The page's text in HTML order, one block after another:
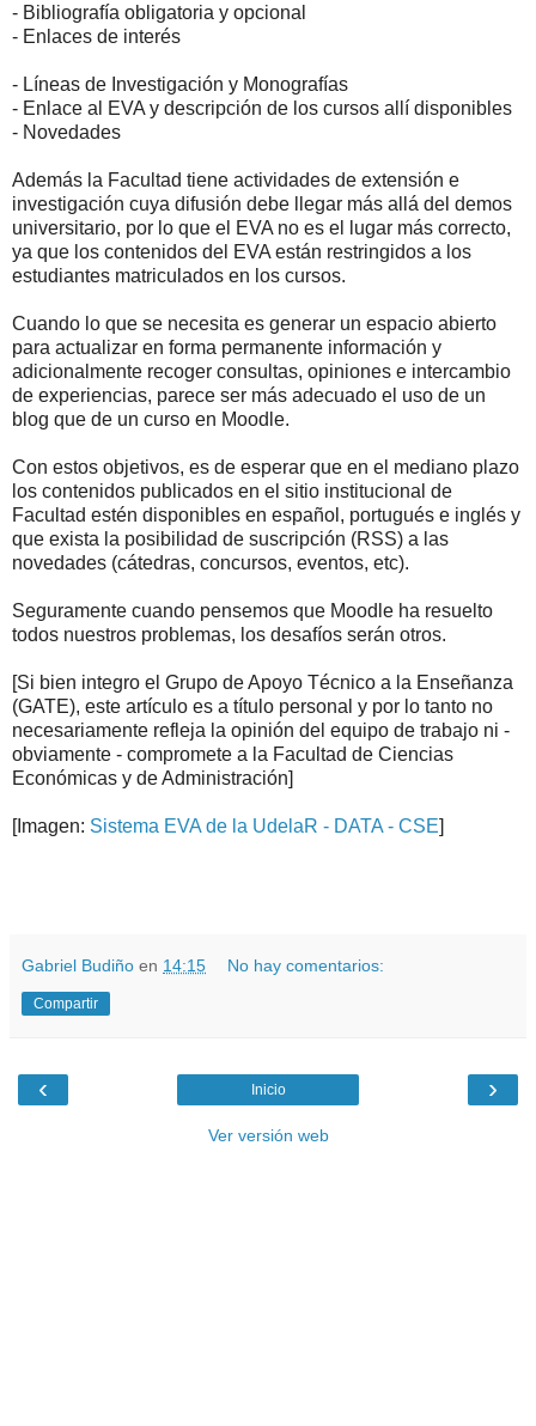
- Bibliografía obligatoria y opcional
- Enlaces de interés
- Líneas de Investigación y Monografías
- Enlace al EVA y descripción de los cursos allí disponibles
- Novedades
Además la Facultad tiene actividades de extensión e
investigación cuya difusión debe llegar más allá del demos
universitario, por lo que el EVA no es el lugar más correcto,
ya que los contenidos del EVA están restringidos a los
estudiantes matriculados en los cursos.
Cuando lo que se necesita es generar un espacio abierto
para actualizar en forma permanente información y
adicionalmente recoger consultas, opiniones e intercambio
de experiencias, parece ser más adecuado el uso de un
blog que de un curso en Moodle.
Con estos objetivos, es de esperar que en el mediano plazo
los contenidos publicados en el sitio institucional de
Facultad estén disponibles en español, portugués e inglés y
que exista la posibilidad de suscripción (RSS) a las
novedades (cátedras, concursos, eventos, etc).
Seguramente cuando pensemos que Moodle ha resuelto
todos nuestros problemas, los desafíos serán otros.
[Si bien integro el Grupo de Apoyo Técnico a la Enseñanza
(GATE), este artículo es a título personal y por lo tanto no
necesariamente refleja la opinión del equipo de trabajo ni -
obviamente - compromete a la Facultad de Ciencias
Económicas y de Administración]
[Imagen: Sistema EVA de la UdelaR - DATA - CSE]
Gabriel Budiño en 14:15 No hay comentarios:
Compartir
‹ ›
Inicio
Ver versión web